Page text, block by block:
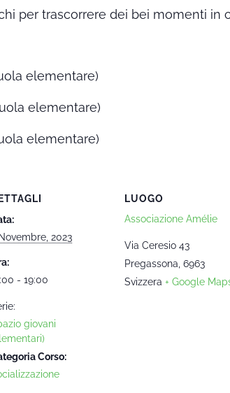
per trascorrere dei bei momenti in
elementare)
elementare)
elementare)
2023
- 19:00
giovani
Corso:
LUOGO
Associazione Amélie
Via Ceresio 43
Pregassona, 6963
Svizzera + Google